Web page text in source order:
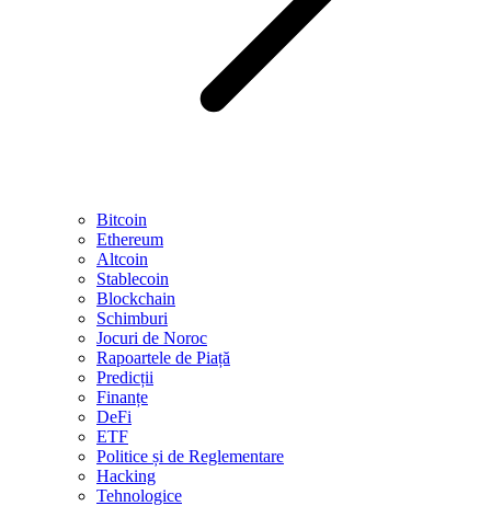
Bitcoin
Ethereum
Altcoin
Stablecoin
Blockchain
Schimburi
Jocuri de Noroc
Rapoartele de Piață
Predicții
Finanțe
DeFi
ETF
Politice și de Reglementare
Hacking
Tehnologice